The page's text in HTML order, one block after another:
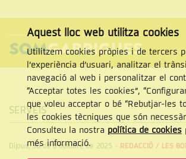
NAVEGACIÓ
Cercar
CERCAR
SERVEIS
Dijous, 30 de d’octubre de 2025 - REDACCIÓ / LES
Aquest lloc web utilitza cookies
Utilitzem cookies pròpies i de tercers
l’experiència d’usuari, analitzar el
navegació al web i personalitzar el
“Acceptar totes les cookies”,
que voleu acceptar o bé “Rebutjar-les
les cookies tècniques que són
Consulteu la nostra política de cookies
més informació.